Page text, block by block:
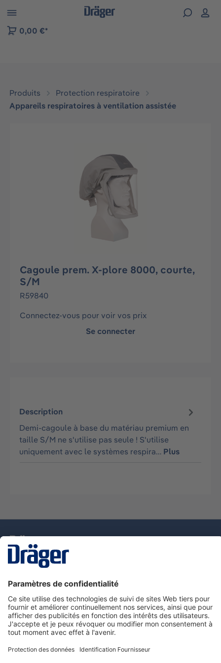
to B2B platform navigation
0,00 €*
Produits
Protection respiratoire
Appareils respiratoires à ventilation assistée
Cagoule prem. X-plore 8000, courte,
S/M
R59840
Connectez-vous pour voir vos prix
Se connecter
Description
Demi-cagoule à base du matériau premium en
taille S/M ne s'utilise pas seule ! S'utilise
uniquement avec le systèmes respira… Plus
Nous contacter
Service de e-commande Dräger
Informations sur les produits